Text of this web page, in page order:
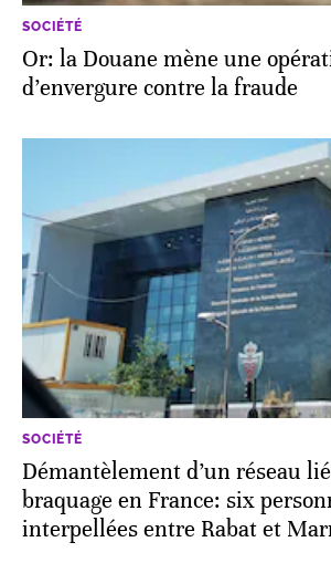
SOCIÉTÉ
Or: la Douane mène une
d’envergure contre la fraude
SOCIÉTÉ
Démantèlement d’un réseau
braquage en France: six
interpellées entre Rabat et